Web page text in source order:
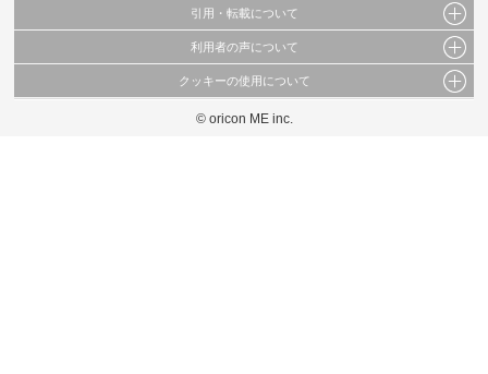
引用・転載について
当サイトで公開されている情報（文字、写真、イラスト、画像データ等）及びこれらの配
これらの情報を権利者の許可なく無断転載・複製などの二次利用を行うことは固く禁じて
利用者の声について
当サイトに掲載している内容はすべてサービスの利用者が提出された見解・感想です。
弊社の見解・ 意見ではないことをご理解いただいた上でご覧ください。
クッキーの使用について
このサイトでは Cookie を使用して、ユーザーに合わせたコンテンツや広告の表示、ソー
© oricon ME inc.